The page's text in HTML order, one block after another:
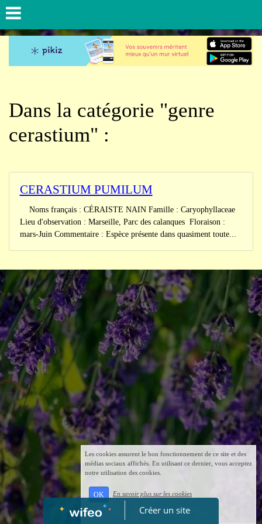
Dans la catégorie "genre
cerastium" :
CERASTIUM PUMILUM
Noms français : CÉRAISTE NAIN Famille : Caryophyllaceae
Lieu d'observation : Marseille, Parc des calanques Floraison :
mars-Juin Commentaire : Espèce présente dans quasiment toute...
Créer un site
Les cookies assurent le bon fonctionnement de ce site et des
médias sociaux affichés. En utilisant ce dernier, vous acceptez
notre utilisation des cookies.
OK En savoir plus sur les cookies